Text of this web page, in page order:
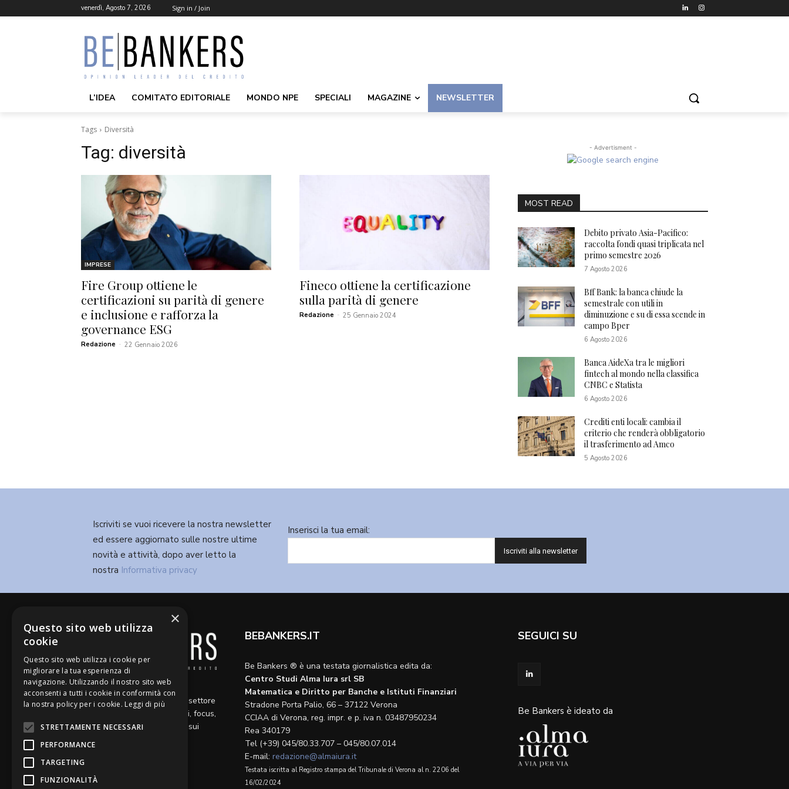
venerdì, Agosto 7, 2026 Sign in / Join
L’IDEA COMITATO EDITORIALE MONDO NPE SPECIALI MAGAZINE NEWSLETTER
Tags Diversità
Tag: diversità
IMPRESE
Fire Group ottiene le
certificazioni su parità di genere
e inclusione e rafforza la
governance ESG
Redazione - 22 Gennaio 2026
Fineco ottiene la certificazione
sulla parità di genere
Redazione - 25 Gennaio 2024
- Advertisment -
MOST READ
Debito privato Asia-Pacifico:
raccolta fondi quasi triplicata nel
primo semestre 2026
7 Agosto 2026
Bff Bank: la banca chiude la
semestrale con utili in
diminuzione e su di essa scende in
campo Bper
6 Agosto 2026
Banca AideXa tra le migliori
fintech al mondo nella classifica
CNBC e Statista
6 Agosto 2026
Crediti enti locali: cambia il
criterio che renderà obbligatorio
il trasferimento ad Amco
5 Agosto 2026
Iscriviti se vuoi ricevere la nostra newsletter
ed essere aggiornato sulle nostre ultime
novità e attività, dopo aver letto la
nostra Informativa privacy
Inserisci la tua email:
Diamo voce a riflessioni,
aggiornamenti e opinioni sul settore
del credito, ospitando articoli, focus,
approfondimenti e interviste sui
BEBANKERS.IT
Be Bankers ® è una testata giornalistica edita da:
Centro Studi Alma Iura srl SB
Matematica e Diritto per Banche e Istituti Finanziari
Stradone Porta Palio, 66 – 37122 Verona
CCIAA di Verona, reg. impr. e p. iva n. 03487950234
Rea 340179
Tel (+39) 045/80.33.707 – 045/80.07.014
E-mail: redazione@almaiura.it
Testata iscritta al Registro stampa del Tribunale di Verona al n. 2206 del
16/02/2024
SEGUICI SU
Be Bankers è ideato da
×
Questo sito web utilizza
cookie
Questo sito web utilizza i cookie per
migliorare la tua esperienza di
navigazione. Utilizzando il nostro sito web
acconsenti a tutti i cookie in conformità con
la nostra policy per i cookie. Leggi di più
STRETTAMENTE NECESSARI
PERFORMANCE
TARGETING
FUNZIONALITÀ